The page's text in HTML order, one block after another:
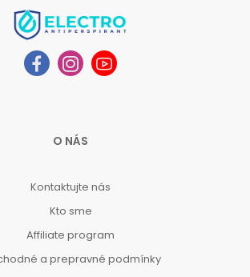
O NÁS
Kontaktujte nás
Kto sme
Affiliate program
a prepravné podmínky